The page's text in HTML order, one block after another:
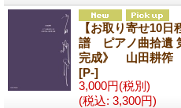
【お取り寄せ10
譜 ピアノ曲拾遺
完成》 山田耕筰
[P-]
3,000円(税別)
(税込: 3,300円)